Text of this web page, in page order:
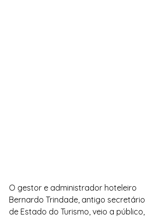
O gestor e administrador hoteleiro
Bernardo Trindade, antigo secretário
de Estado do Turismo, veio a público,